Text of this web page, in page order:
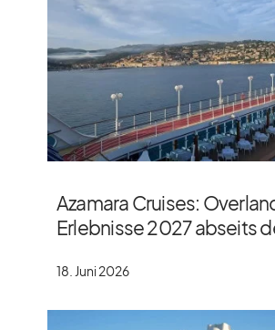
Azamara Cruises:
Erlebnisse 2027 abseits
18. Juni 2026